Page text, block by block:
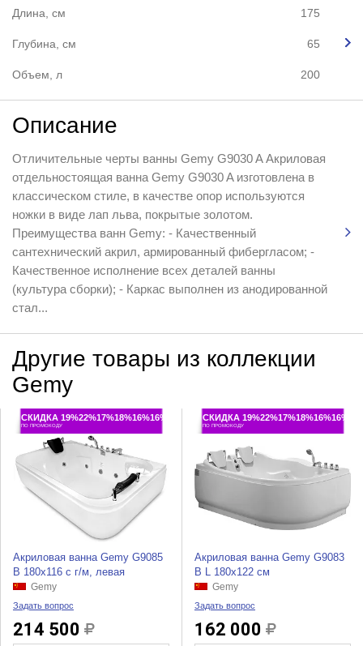
Длина, см 175
Глубина, см 65
Объем, л 200
Описание
Отличительные черты ванны Gemy G9030 A Акриловая
отдельностоящая ванна Gemy G9030 A изготовлена в
классическом стиле, в качестве опор используются
ножки в виде лап льва, покрытые золотом.
Преимущества ванн Gemy: - Качественный
сантехнический акрил, армированный фибергласом; -
Качественное исполнение всех деталей ванны
(культура сборки); - Каркас выполнен из анодированной
стал...
Другие товары из коллекции
Gemy
СКИДКА 19%22%17%18%16%16%
ПО ПРОМОКОДУ
Акриловая ванна Gemy G9085
B 180x116 с г/м, левая
Gemy
Задать вопрос
214 500
СКИДКА 19%22%17%18%16%16%
ПО ПРОМОКОДУ
Акриловая ванна Gemy G9083
B L 180x122 см
Gemy
Задать вопрос
162 000